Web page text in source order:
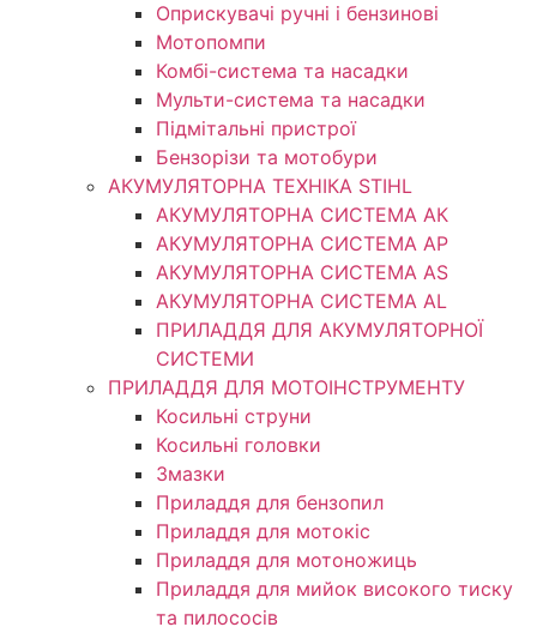
Оприскувачі ручні і бензинові
Мотопомпи
Комбі-система та насадки
Мульти-система та насадки
Підмітальні пристрої
Бензорізи та мотобури
АКУМУЛЯТОРНА ТЕХНІКА STIHL
АКУМУЛЯТОРНА СИСТЕМА АК
АКУМУЛЯТОРНА СИСТЕМА АР
АКУМУЛЯТОРНА СИСТЕМА AS
АКУМУЛЯТОРНА СИСТЕМА AL
ПРИЛАДДЯ ДЛЯ АКУМУЛЯТОРНОЇ
СИСТЕМИ
ПРИЛАДДЯ ДЛЯ МОТОІНСТРУМЕНТУ
Косильні струни
Косильні головки
Змазки
Приладдя для бензопил
Приладдя для мотокіс
Приладдя для мотоножиць
Приладдя для мийок високого тиску
та пилососів